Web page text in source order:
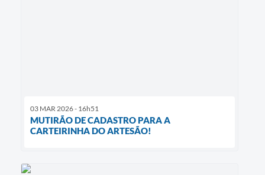
03 MAR 2026 - 16h51
MUTIRÃO DE CADASTRO PARA A
CARTEIRINHA DO ARTESÃO!